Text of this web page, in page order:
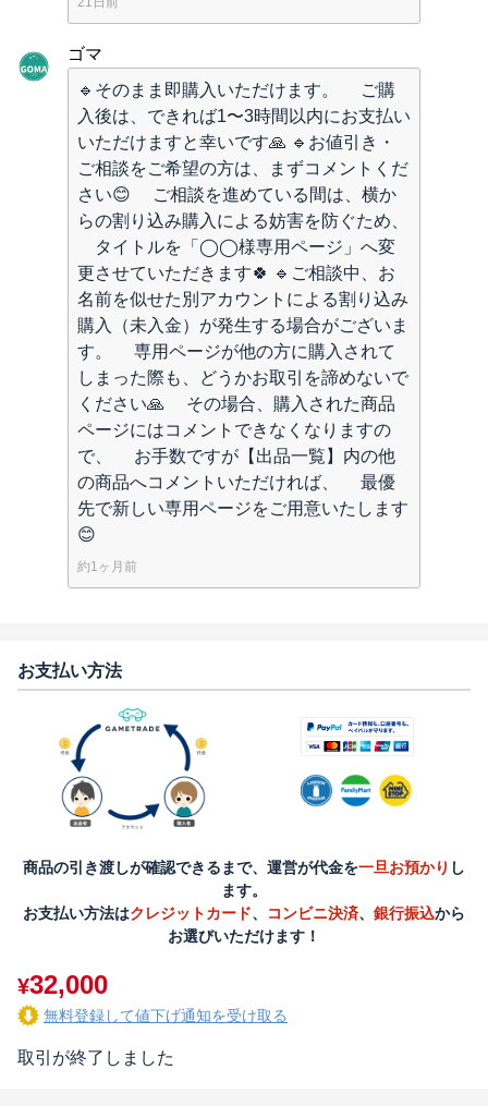
ゴマ
🔹そのまま即購入いただけます。 ご購
入後は、できれば1〜3時間以内にお支払い
いただけますと幸いです🙏 🔹お値引き・
ご相談をご希望の方は、まずコメントくだ
さい😊 ご相談を進めている間は、横か
らの割り込み購入による妨害を防ぐため、
タイトルを「◯◯様専用ページ」へ変
更させていただきます🍀 🔹ご相談中、お
名前を似せた別アカウントによる割り込み
購入（未入金）が発生する場合がございま
す。 専用ページが他の方に購入されて
しまった際も、どうかお取引を諦めないで
ください🙏 その場合、購入された商品
ページにはコメントできなくなりますの
で、 お手数ですが【出品一覧】内の他
の商品へコメントいただければ、 最優
先で新しい専用ページをご用意いたします
😊
約1ヶ月前
お支払い方法
商品の引き渡しが確認できるまで、運営が代金を一旦お預かり し
ます。
お支払い方法はクレジットカード、 コンビニ決済、 銀行振込から
お選びいただけます！
¥32,000
無料登録して値下げ通知を受け取る
取引が終了しました